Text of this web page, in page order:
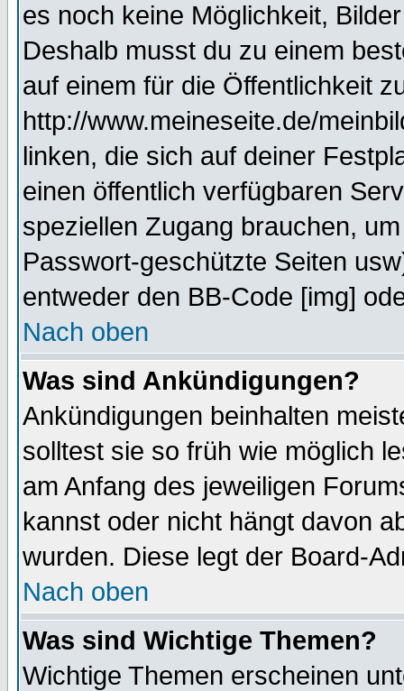
es noch keine Möglichkeit,
Deshalb musst du zu einem
auf einem für die Öffentlichkeit
http://www.meineseite.de/
linken, die sich auf deiner
einen öffentlich verfügbaren
speziellen Zugang brauchen,
Passwort-geschützte Seiten
entweder den BB-Code [img]
Nach oben
Was sind Ankündigungen?
Ankündigungen beinhalten
solltest sie so früh wie möglich
am Anfang des jeweiligen
kannst oder nicht hängt davon
wurden. Diese legt der Board-
Nach oben
Was sind Wichtige Themen?
Wichtige Themen erscheinen